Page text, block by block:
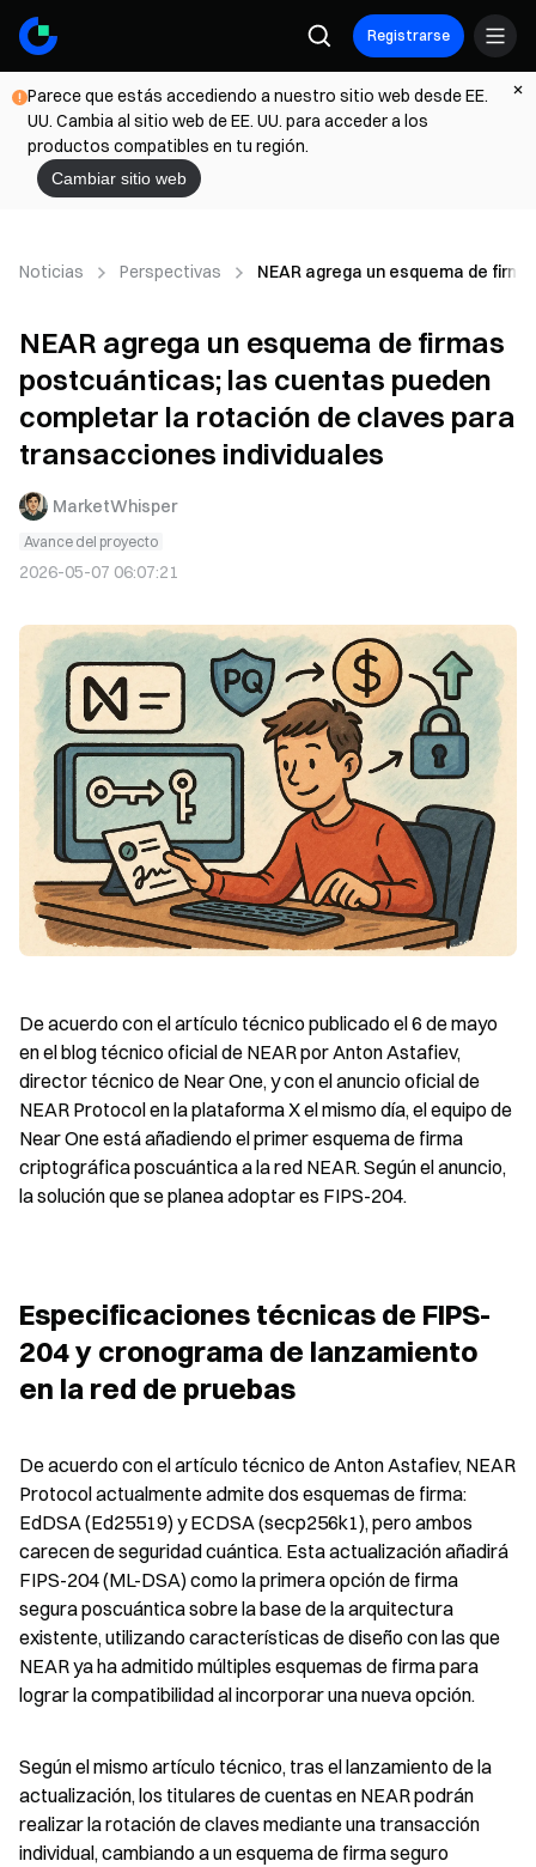
Registrarse
Parece que estás accediendo a nuestro sitio web desde EE.
UU. Cambia al sitio web de EE. UU. para acceder a los
productos compatibles en tu región.
Cambiar sitio web
Noticias Perspectivas NEAR agrega un esquema de
NEAR agrega un esquema de firmas
postcuánticas; las cuentas pueden
completar la rotación de claves para
transacciones individuales
MarketWhisper
Avance del proyecto
2026-05-07 06:07:21
De acuerdo con el artículo técnico publicado el 6 de mayo
en el blog técnico oficial de NEAR por Anton Astafiev,
director técnico de Near One, y con el anuncio oficial de
NEAR Protocol en la plataforma X el mismo día, el equipo de
Near One está añadiendo el primer esquema de firma
criptográfica poscuántica a la red NEAR. Según el anuncio,
la solución que se planea adoptar es FIPS-204.
Especificaciones técnicas de FIPS-
204 y cronograma de lanzamiento
en la red de pruebas
De acuerdo con el artículo técnico de Anton Astafiev, NEAR
Protocol actualmente admite dos esquemas de firma:
EdDSA (Ed25519) y ECDSA (secp256k1), pero ambos
carecen de seguridad cuántica. Esta actualización añadirá
FIPS-204 (ML-DSA) como la primera opción de firma
segura poscuántica sobre la base de la arquitectura
existente, utilizando características de diseño con las que
NEAR ya ha admitido múltiples esquemas de firma para
lograr la compatibilidad al incorporar una nueva opción.
Según el mismo artículo técnico, tras el lanzamiento de la
actualización, los titulares de cuentas en NEAR podrán
realizar la rotación de claves mediante una transacción
individual, cambiando a un esquema de firma seguro